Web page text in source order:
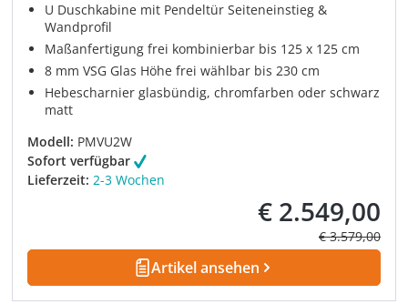
U Duschkabine mit Pendeltür Seiteneinstieg &
Wandprofil
Maßanfertigung frei kombinierbar bis 125 x 125 cm
8 mm VSG Glas Höhe frei wählbar bis 230 cm
Hebescharnier glasbündig, chromfarben oder schwarz
matt
Modell: PMVU2W
Sofort verfügbar
Lieferzeit: 2-3 Wochen
Verkaufspreis:
€ 2.549,00
Regulärer
€ 3.579,00
Artikel ansehen